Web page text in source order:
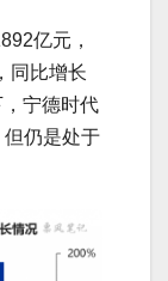
亿元，
同比增长
宁德时代
仍是处于